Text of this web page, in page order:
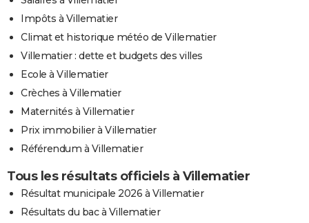
Impôts à Villematier
Climat et historique météo de Villematier
Villematier : dette et budgets des villes
Ecole à Villematier
Crèches à Villematier
Maternités à Villematier
Prix immobilier à Villematier
Référendum à Villematier
Tous les résultats officiels à Villematier
Résultat municipale 2026 à Villematier
Résultats du bac à Villematier